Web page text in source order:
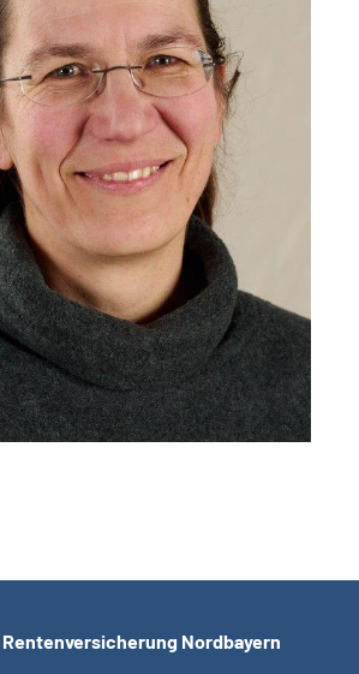
Nordbayern